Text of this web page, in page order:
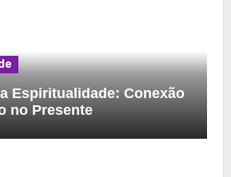
Espiritualidade: Conexão
no Presente